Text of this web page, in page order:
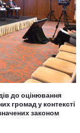
до оцінювання
громаду контексті
законом